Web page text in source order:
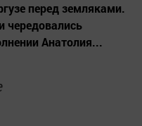
перед земляками.
чередовались
Анатолия...